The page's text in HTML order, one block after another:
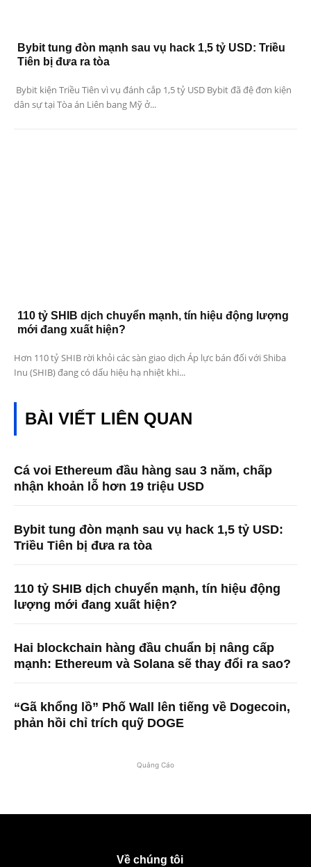
Bybit tung đòn mạnh sau vụ hack 1,5 tỷ USD: Triều
Tiên bị đưa ra tòa
Bybit kiện Triều Tiên vì vụ đánh cắp 1,5 tỷ USD Bybit đã đệ đơn kiện
dân sự tại Tòa án Liên bang Mỹ ở...
110 tỷ SHIB dịch chuyển mạnh, tín hiệu động lượng
mới đang xuất hiện?
Hơn 110 tỷ SHIB rời khỏi các sàn giao dịch Áp lực bán đối với Shiba
Inu (SHIB) đang có dấu hiệu hạ nhiệt khi...
BÀI VIẾT LIÊN QUAN
Cá voi Ethereum đầu hàng sau 3 năm, chấp
nhận khoản lỗ hơn 19 triệu USD
Bybit tung đòn mạnh sau vụ hack 1,5 tỷ USD:
Triều Tiên bị đưa ra tòa
110 tỷ SHIB dịch chuyển mạnh, tín hiệu động
lượng mới đang xuất hiện?
Hai blockchain hàng đầu chuẩn bị nâng cấp
mạnh: Ethereum và Solana sẽ thay đổi ra sao?
“Gã khổng lồ” Phố Wall lên tiếng về Dogecoin,
phản hồi chỉ trích quỹ DOGE
Quảng Cáo
Về chúng tôi